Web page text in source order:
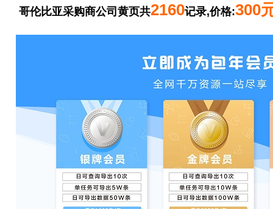
哥伦比亚采购商公司黄页共2160记录,价格:300